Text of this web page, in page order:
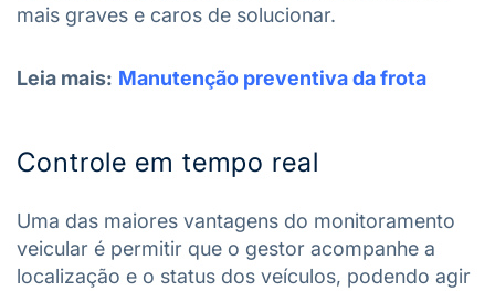
mais graves e caros de solucionar.
Leia mais: Manutenção preventiva da frota
Controle em tempo real
Uma das maiores vantagens do monitoramento
veicular é permitir que o gestor acompanhe a
localização e o status dos veículos, podendo agir